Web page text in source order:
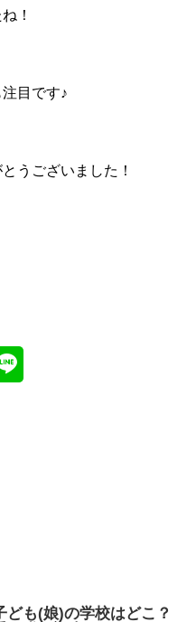
！
目です♪
うございました！
ども(娘)の学校はどこ？